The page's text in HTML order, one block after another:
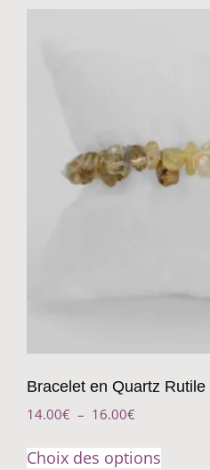
Bracelet en Quartz Rutile
14.00€ – 16.00€
Choix des options